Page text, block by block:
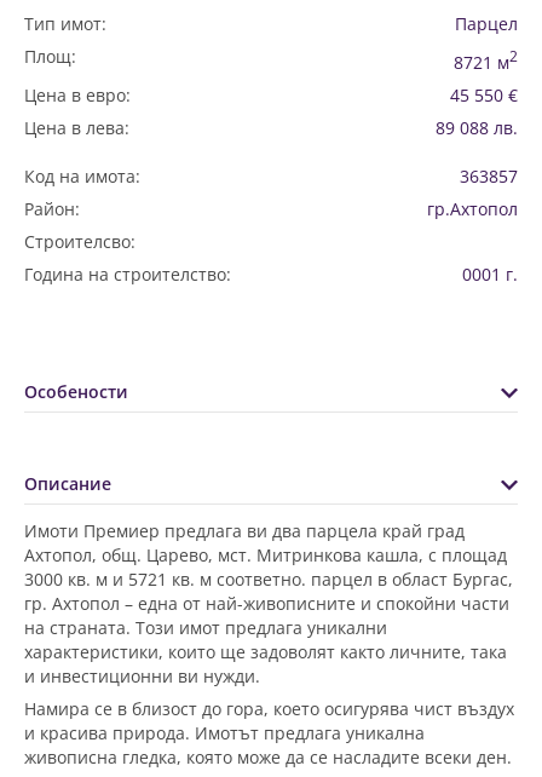
Тип имот:
Парцел
Площ:
8721 м2
Цена в евро:
45 550 €
Цена в лева:
89 088 лв.
Код на имота:
363857
Район:
гр.Ахтопол
Строителсво:
Година на строителство:
0001 г.
Особености
Описание
Имоти Премиер предлага ви два парцела край град
Ахтопол, общ. Царево, мст. Митринкова кашла, с площад
3000 кв. м и 5721 кв. м соответно. парцел в област Бургас,
гр. Ахтопол – една от най-живописните и спокойни части
на страната. Този имот предлага уникални
характеристики, които ще задоволят както личните, така
и инвестиционни ви нужди.
Намира се в близост до гора, което осигурява чист въздух
и красива природа. Имотът предлага уникална
живописна гледка, която може да се насладите всеки ден.